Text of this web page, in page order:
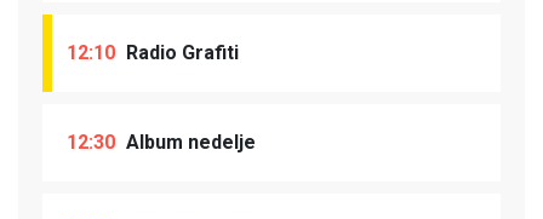
12:10 Radio Grafiti
12:30 Album nedelje